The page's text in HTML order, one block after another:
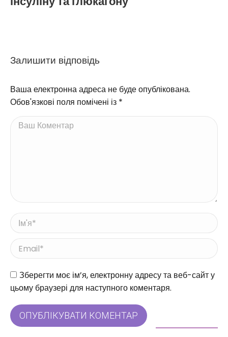
Залишити відповідь
Ваша електронна адреса не буде опублікована.
Обов'язкові поля помічені із *
Ваш Коментар
Ім'я *
Email *
Веб-сайт
Зберегти моє ім’я, електронну адресу та веб-сайт у
цьому браузері для наступного коментаря.
ОПУБЛІКУВАТИ КОМЕНТАР